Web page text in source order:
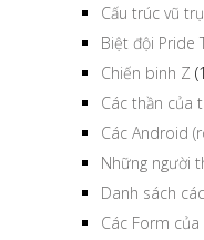
Cấu trúc vũ
Biệt đội Pride
Chiến binh Z
Các thần của
Các Android
Những người
Danh sách
Các Form